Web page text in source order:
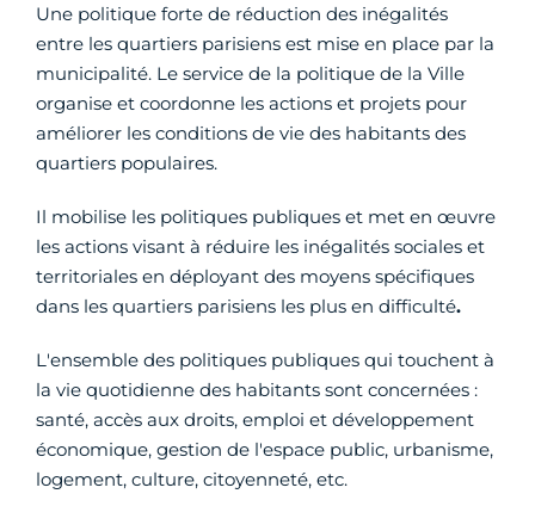
Une politique forte de réduction des inégalités
entre les quartiers parisiens est mise en place par la
municipalité. Le service de la politique de la Ville
organise et coordonne les actions et projets pour
améliorer les conditions de vie des habitants des
quartiers populaires.
Il mobilise les politiques publiques et met en œuvre
les actions visant à réduire les inégalités sociales et
territoriales en déployant des moyens spécifiques
dans les quartiers parisiens les plus en difficulté.
L'ensemble des politiques publiques qui touchent à
la vie quotidienne des habitants sont concernées :
santé, accès aux droits, emploi et développement
économique, gestion de l'espace public, urbanisme,
logement, culture, citoyenneté, etc.